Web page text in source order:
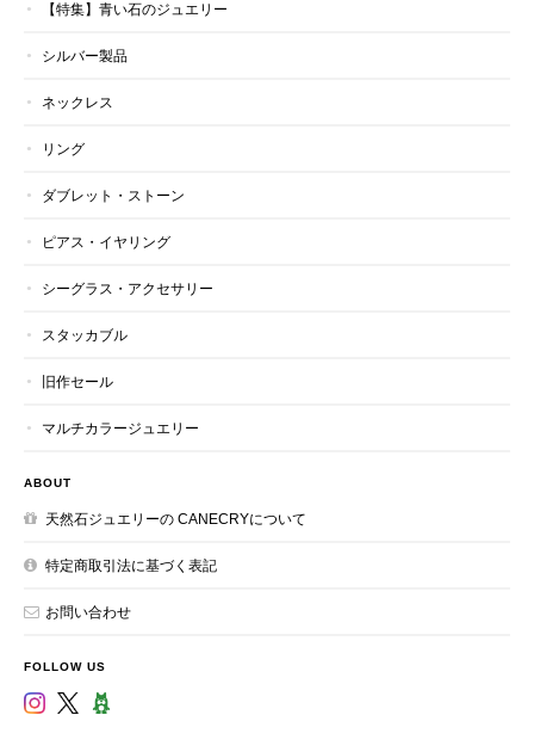
【特集】青い石のジュエリー
シルバー製品
ネックレス
リング
ダブレット・ストーン
ピアス・イヤリング
シーグラス・アクセサリー
スタッカブル
旧作セール
マルチカラージュエリー
ABOUT
天然石ジュエリーの CANECRYについて
特定商取引法に基づく表記
お問い合わせ
FOLLOW US